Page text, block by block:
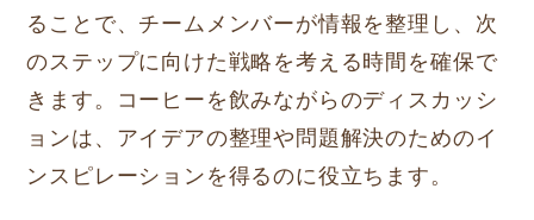
ることで、チームメンバーが情報を整理し、次
のステップに向けた戦略を考える時間を確保で
きます。コーヒーを飲みながらのディスカッシ
ョンは、アイデアの整理や問題解決のためのイ
ンスピレーションを得るのに役立ちます。